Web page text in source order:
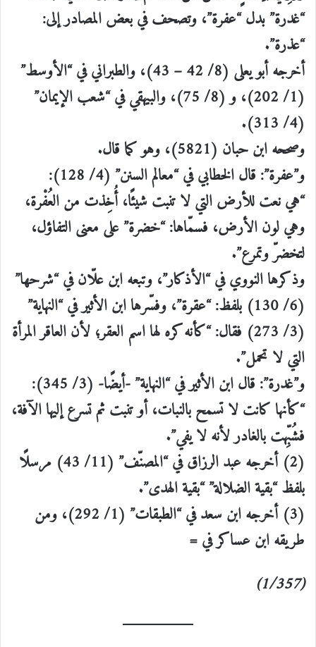
“غدرة” بدل “عفرة”، وتصحف في بعض المصادر إلى:
“عذرة”.
أخرجه أبو يعلى (8/ 42 – 43)، والطبراني في “الأوسط”
(1/ 202)، و (8/ 75)، والبيهقي في “شعب الإيمان”
(4/ 313).
وصححه ابن حبان (5821)، وهو كما قال.
و”عفرة”: قال الخطابي في “معالم السنن” (4/ 128):
“هي نعت للأرض التي لا تنبت شيئًا، أُخِذت من العُفْرة،
وهي لون الأرض، فسمّاها: “خضرة” على معنى التفاؤل،
لتخضرّ وتمرع”.
وذكرها النووي في “الأذكار”، وتبعه ابن علّان في “شرحها”
(6/ 130) بلفظ: “عقرة”، وفسّرها ابن الأثير في “النهاية”
(3/ 273) فقال: “كأنه كره لها اسم العقر؛ لأن العاقر المرأة
التي لا تحمل”.
و”غدرة”: قال ابن الأثير في “النهاية” -أيضًا- (3/ 345):
“كأنها كانت لا تسمح بالنبات، أو تنبت ثم تسرع إليها الآفة،
فشُبِّهت بالغادر لأنه لا يفي”.
(2) أخرجه عبد الرزاق في “المصنّف” (11/ 43) مرسلًا
بلفظ “بقية الضلالة” “بقية الهدى”.
(3) أخرجه ابن سعد في “الطبقات” (1/ 292)، ومن
طريقه ابن عساكر في =
(1/357)